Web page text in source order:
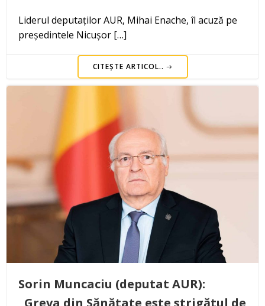
Liderul deputaților AUR, Mihai Enache, îl acuză pe
președintele Nicușor […]
CITEȘTE ARTICOL..
Sorin Muncaciu (deputat AUR):
„Greva din Sănătate este strigătul de